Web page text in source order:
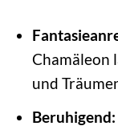
Chamäleon
und
Beruhigend: